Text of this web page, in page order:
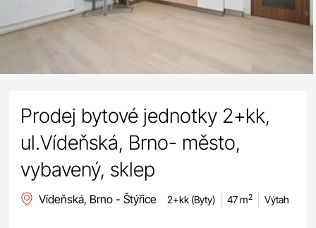
Prodej bytové jednotky 2+kk,
ul.Vídeňská, Brno- město,
vybavený, sklep
Vídeňská, Brno - Štýřice 2+kk (Byty) 47 m2 Výtah